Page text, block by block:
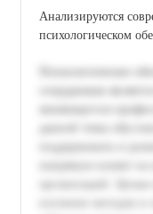
Анализируются
психологическом